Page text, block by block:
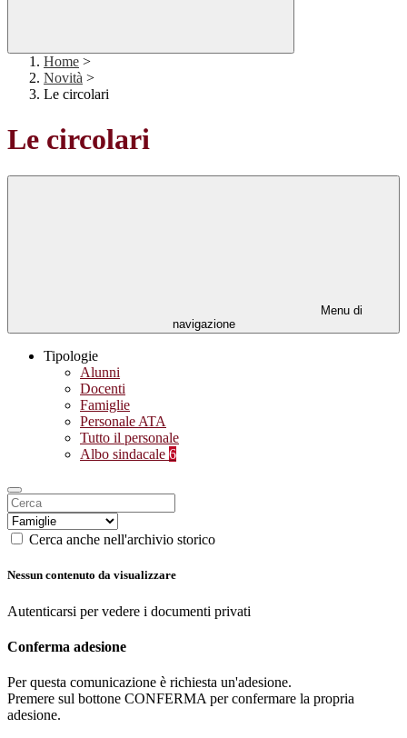
Home >
Novità >
Le circolari
Le circolari
Menu di
navigazione
Tipologie
Alunni
Docenti
Famiglie
Personale ATA
Tutto il personale
Albo sindacale 6
Cerca anche nell'archivio storico
Nessun contenuto da visualizzare
Autenticarsi per vedere i documenti privati
Conferma adesione
Per questa comunicazione è richiesta un'adesione.
Premere sul bottone CONFERMA per confermare la propria
adesione.